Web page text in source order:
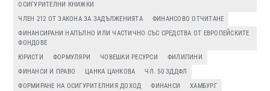
ОСИГУРИТЕЛНИ КНИЖКИ
ЧЛЕН 212 ОТ ЗАКОНА ЗА ЗАДЪЛЖЕНИЯТА
ФИНАНСОВО ОТЧИТАНЕ
ФИНАНСИРАНИ НАПЪЛНО ИЛИ ЧАСТИЧНО СЪС СРЕДСТВА ОТ ЕВРОПЕЙСКИТЕ
ФОНДОВЕ
ЮРИСТИ
ФОРМУЛЯРИ ЧОВЕШКИ РЕСУРСИ
ФИЛИПИНИ
ФИНАНСИ И ПРАВО
ЦАНКА ЦАНКОВА
ЧЛ. 50 ЗДДФЛ
ФОРМИРАНЕ НА ОСИГУРИТЕЛНИЯ ДОХОД
ФИНАНСИ
ХАМБУРГ